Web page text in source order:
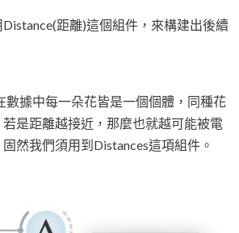
距離)這個組件，來構建出後續
數據中每一朵花皆是一個個體，同種花
是距離越接近，那麼也就越可能被電
然我們須用到Distances這項組件。